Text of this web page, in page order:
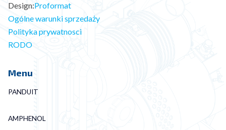
Design:Proformat
Ogólne warunki sprzedaży
Polityka prywatnosci
RODO
Menu
PANDUIT
AMPHENOL